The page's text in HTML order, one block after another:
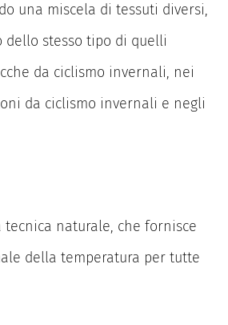
una miscela di tessuti diversi,
dello stesso tipo di quelli
da ciclismo invernali, nei
da ciclismo invernali e negli
tecnica naturale, che fornisce
della temperatura per tutte